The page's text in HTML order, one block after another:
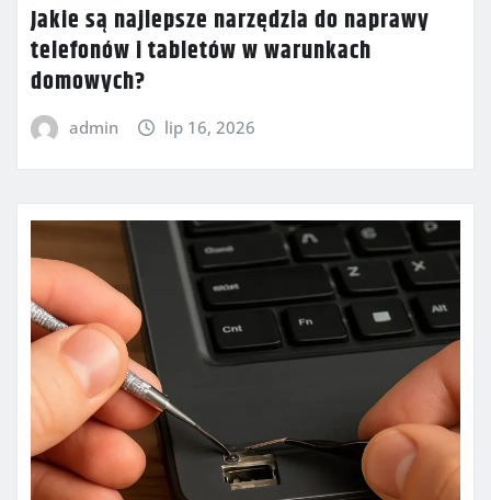
Jakie są najlepsze narzędzia do naprawy
telefonów i tabletów w warunkach
domowych?
admin lip 16, 2026